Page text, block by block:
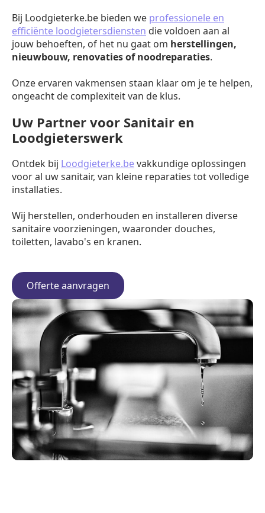
Bij Loodgieterke.be bieden we professionele en
efficiënte loodgietersdiensten die voldoen aan al
jouw behoeften, of het nu gaat om herstellingen,
nieuwbouw, renovaties of noodreparaties.
Onze ervaren vakmensen staan klaar om je te helpen,
ongeacht de complexiteit van de klus.
Uw Partner voor Sanitair en
Loodgieterswerk
Ontdek bij Loodgieterke.bevakkundige oplossingen
voor al uw sanitair, van kleine reparaties tot volledige
installaties.
Wij herstellen, onderhouden en installeren diverse
sanitaire voorzieningen, waaronder douches,
toiletten, lavabo's en kranen.
Offerte aanvragen